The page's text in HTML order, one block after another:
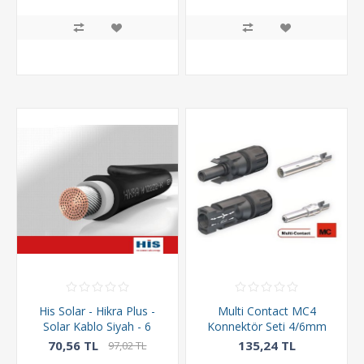
His Solar - Hikra Plus -
Solar Kablo Siyah - 6
mm² - 1 Metre
70,56 TL 97,02 TL
Multi Contact MC4
Konnektör Seti 4/6mm
(by Staubli)
135,24 TL